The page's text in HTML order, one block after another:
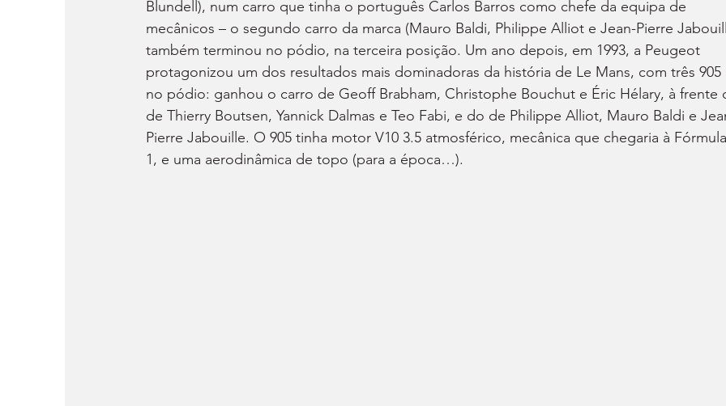
Blundell), num carro que tinha o português Carlos Barros como chefe da equipa de
mecânicos – o segundo carro da marca (Mauro Baldi, Philippe Alliot e Jean-Pierre
também terminou no pódio, na terceira posição. Um ano depois, em 1993, a Peugeot
protagonizou um dos resultados mais dominadoras da história de Le Mans, com três 905
no pódio: ganhou o carro de Geoff Brabham, Christophe Bouchut e Éric Hélary, à
de Thierry Boutsen, Yannick Dalmas e Teo Fabi, e do de Philippe Alliot, Mauro Baldi e
Pierre Jabouille. O 905 tinha motor V10 3.5 atmosférico, mecânica que chegaria à
1, e uma aerodinâmica de topo (para a época…).